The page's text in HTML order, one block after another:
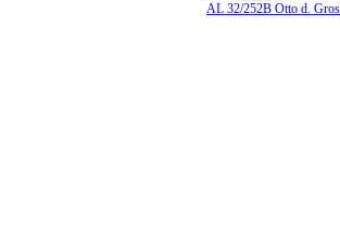
AL 32/252B Otto d.